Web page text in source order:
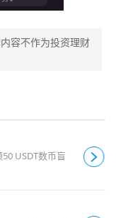
容不作为投资理财
USDT数币盲